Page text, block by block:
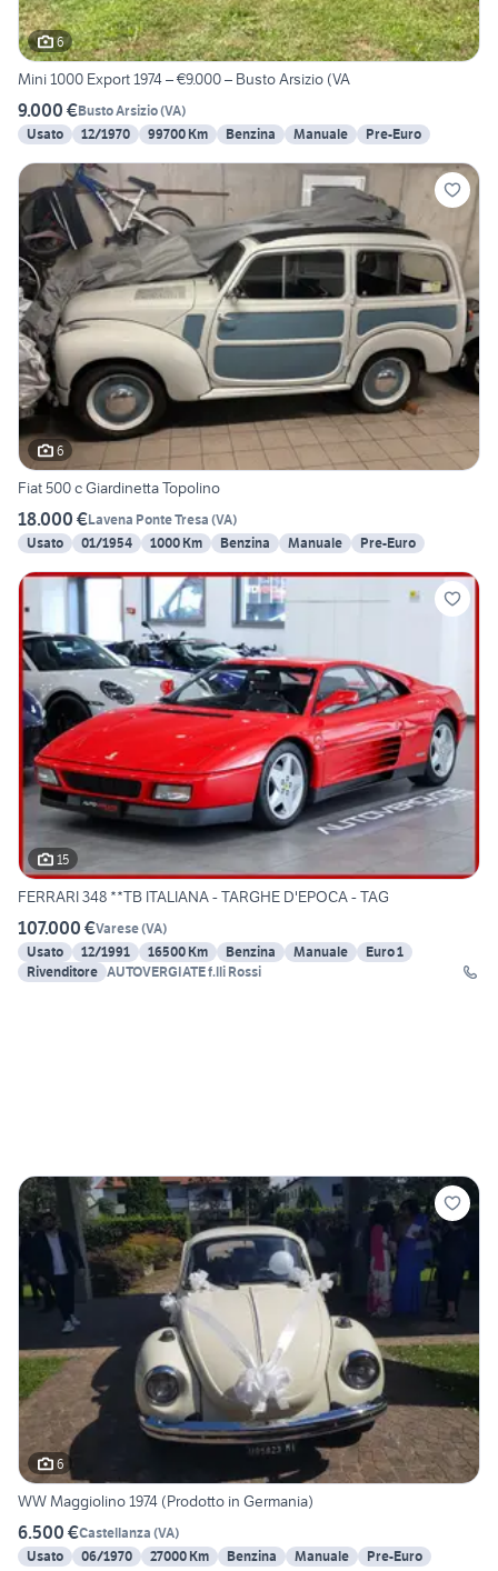
6
Mini 1000 Export 1974 – €9.000 – Busto Arsizio (VA
9.000 €Busto Arsizio(VA)
Usato
12/1970 99700 Km Benzina Manuale Pre-Euro
6
Fiat 500 c Giardinetta Topolino
18.000 €Lavena Ponte Tresa (VA)
Usato
01/1954 1000 Km Benzina Manuale Pre-Euro
15
FERRARI 348 **TB ITALIANA - TARGHE D'EPOCA - TAG
107.000 €Varese(VA)
Usato
12/1991 16500 Km Benzina Manuale
Euro 1
Rivenditore AUTOVERGIATE f.lli Rossi
6
WW Maggiolino 1974 (Prodotto in Germania)
6.500 €Castellanza (VA)
Usato
06/1970 27000 Km Benzina Manuale Pre-Euro